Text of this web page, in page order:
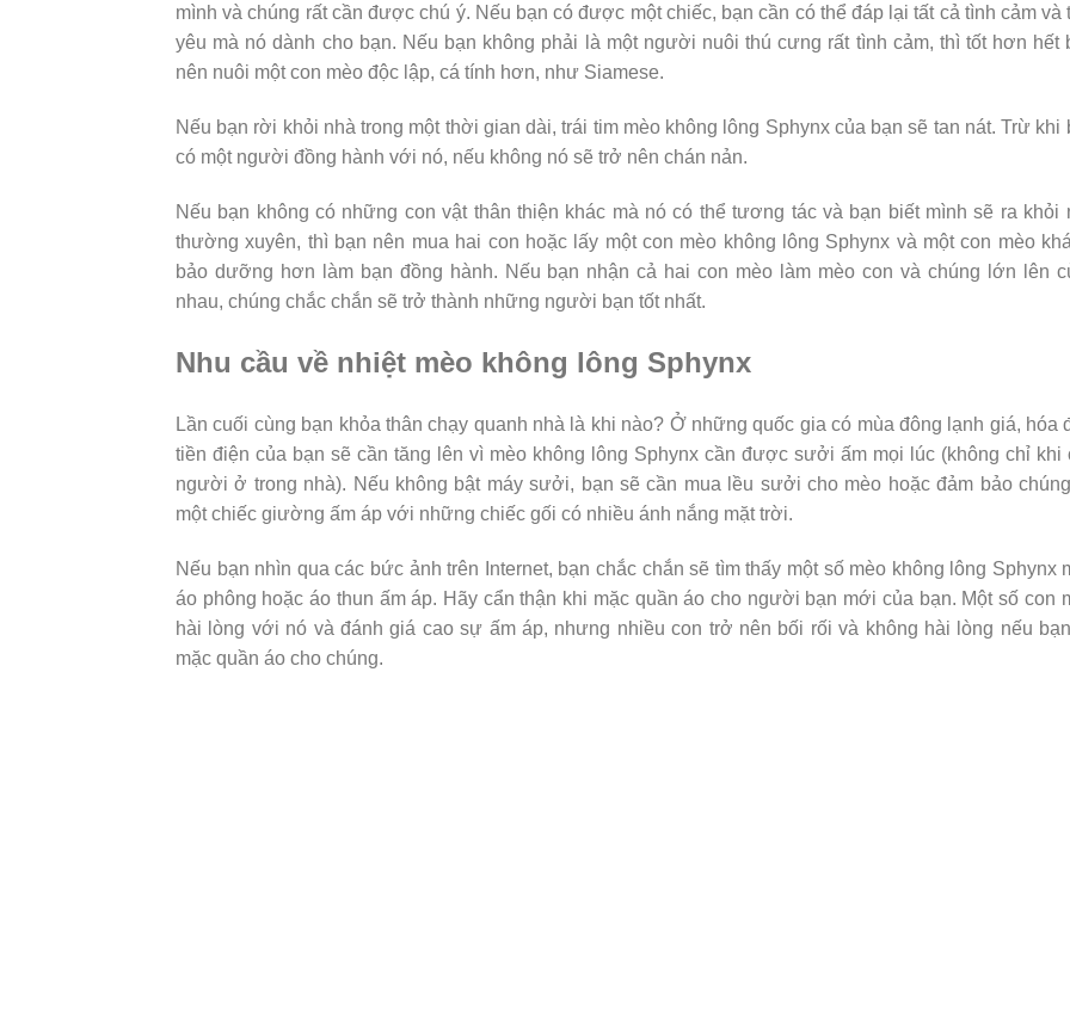
mình và chúng rất cần được chú ý. Nếu bạn có được một chiếc, bạn cần có thể đáp lại tất cả tình cảm và
yêu mà nó dành cho bạn. Nếu bạn không phải là một người nuôi thú cưng rất tình cảm, thì tốt hơn hết
nên nuôi một con mèo độc lập, cá tính hơn, như Siamese.
Nếu bạn rời khỏi nhà trong một thời gian dài, trái tim mèo không lông Sphynx của bạn sẽ tan nát. Trừ khi
có một người đồng hành với nó, nếu không nó sẽ trở nên chán nản.
Nếu bạn không có những con vật thân thiện khác mà nó có thể tương tác và bạn biết mình sẽ ra khỏi
thường xuyên, thì bạn nên mua hai con hoặc lấy một con mèo không lông Sphynx và một con mèo
bảo dưỡng hơn làm bạn đồng hành. Nếu bạn nhận cả hai con mèo làm mèo con và chúng lớn lên
nhau, chúng chắc chắn sẽ trở thành những người bạn tốt nhất.
Nhu cầu về nhiệt mèo không lông Sphynx
Lần cuối cùng bạn khỏa thân chạy quanh nhà là khi nào? Ở những quốc gia có mùa đông lạnh giá, hóa
tiền điện của bạn sẽ cần tăng lên vì mèo không lông Sphynx cần được sưởi ấm mọi lúc (không chỉ khi
người ở trong nhà). Nếu không bật máy sưởi, bạn sẽ cần mua lều sưởi cho mèo hoặc đảm bảo
một chiếc giường ấm áp với những chiếc gối có nhiều ánh nắng mặt trời.
Nếu bạn nhìn qua các bức ảnh trên Internet, bạn chắc chắn sẽ tìm thấy một số mèo không lông Sphynx
áo phông hoặc áo thun ấm áp. Hãy cẩn thận khi mặc quần áo cho người bạn mới của bạn. Một số con
hài lòng với nó và đánh giá cao sự ấm áp, nhưng nhiều con trở nên bối rối và không hài lòng nếu
mặc quần áo cho chúng.